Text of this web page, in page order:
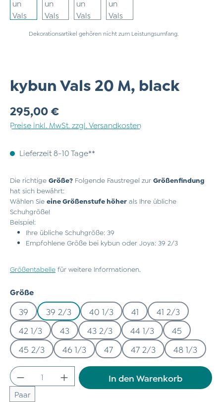
Dekorationsartikel gehören nicht zum Leistungsumfang.
kybun Vals 20 M, black
Regulärer Preis:
295,00 €
Preise inkl. MwSt. zzgl. Versandkosten
Lieferzeit 8-10 Tage**
Die richtige Größe? Folgende Faustregel zur Größenfindung
hat sich bewährt:
Wählen Sie eine Größenstufe höher als Ihre übliche
Schuhgröße!
Beispiel:
Ihre übliche Schuhgröße: 39
Empfohlene Größe bei kybun oder Joya: 39 2/3
Größentabelle für weitere Informationen.
Größeauswählen
39 39 2/3 40 1/3 41
41 2/3
42 1/3
43 43 2/3 44 1/3
45
45 2/3
46 1/3 47 47 2/3 48 1/3
Produkt Anzahl: Gib den gewünschten
Paar
In den Warenkorb